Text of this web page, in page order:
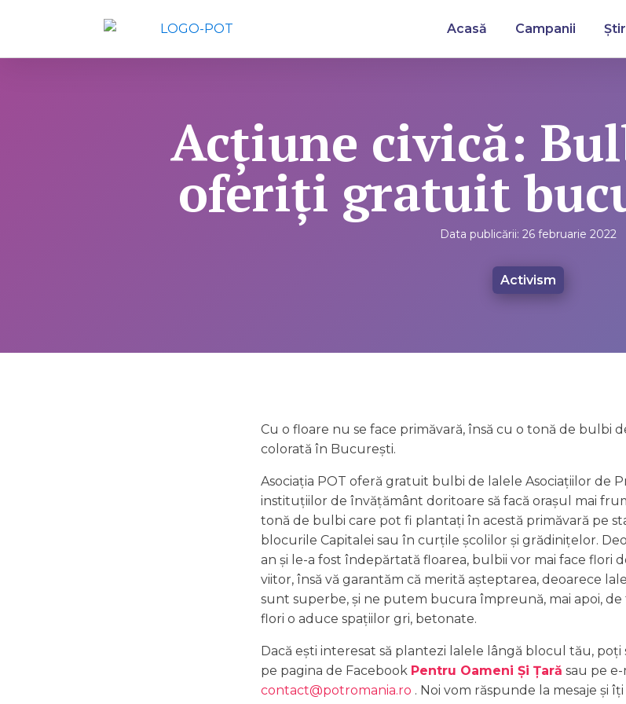
Acasă Campanii
Acțiune civică:
oferiți gratuit
Data publicării: 26 februarie 2022
Activism
Cu o floare nu se face primăvară, însă cu o tonă de bulbi
colorată în București.
Asociația POT oferă gratuit bulbi de lalele Asociațiilor de
instituțiilor de învățământ doritoare să facă orașul mai
tonă de bulbi care pot fi plantați în acestă primăvară pe
blocurile Capitalei sau în curțile școlilor și grădinițelor.
an și le-a fost îndepărtată floarea, bulbii vor mai face flori
viitor, însă vă garantăm că merită așteptarea, deoarece
sunt superbe, și ne putem bucura împreună, mai apoi,
flori o aduce spațiilor gri, betonate.
Dacă ești interesat să plantezi lalele lângă blocul tău, poți
pe pagina de Facebook Pentru Oameni Și Țară sau pe e-
contact@potromania.ro . Noi vom răspunde la mesaje și